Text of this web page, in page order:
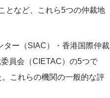
となど、これら5つの仲裁地
ター（SIAC）・香港国際仲裁
員会（CIETAC）の5つで
これらの機関の一般的な評